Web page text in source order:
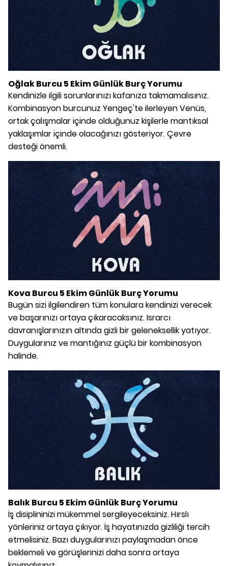
Oğlak Burcu 5 Ekim Günlük Burç Yorumu
Kendinizle ilgili sorunlarınızı kafanıza takmamalısınız.
Kombinasyon burcunuz Yengeç'te ilerleyen Venüs,
ortak çalışmalar içinde olduğunuz kişilerle mantıksal
yaklaşımlar içinde olacağınızı gösteriyor. Çevre
desteği önemli.
Kova Burcu 5 Ekim Günlük Burç Yorumu
Bugün sizi ilgilendiren tüm konulara kendinizi verecek
ve başarınızı ortaya çıkaracaksınız. Israrcı
davranışlarınızın altında gizli bir geleneksellik yatıyor.
Duygularınız ve mantığınız güçlü bir kombinasyon
halinde.
Balık Burcu 5 Ekim Günlük Burç Yorumu
İş disiplininizi mükemmel sergileyeceksiniz. Hırslı
yönleriniz ortaya çıkıyor. İş hayatınızda gizliliği tercih
etmelisiniz. Bazı duygularınızı paylaşmadan önce
beklemeli ve görüşlerinizi daha sonra ortaya